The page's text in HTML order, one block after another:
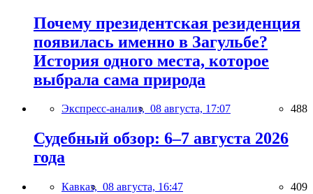
Почему президентская резиденция
появилась именно в Загульбе?
История одного места, которое
выбрала сама природа
Экспресс-анализ, 08 августа, 17:07 488
Судебный обзор: 6–7 августа 2026
года
Кавказ, 08 августа, 16:47 409